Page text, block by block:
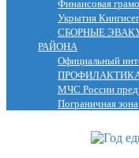
Финансовая
Укрытия
СБОРНЫЕ
РАЙОНА
Официальный
МЧС России
Пограничная зона